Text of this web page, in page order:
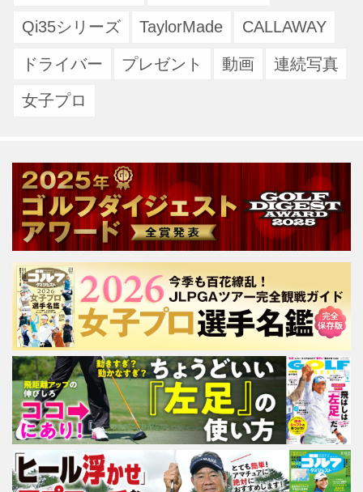
Qi35シリーズ TaylorMade CALLAWAY
ドライバー プレゼント 動画 連続写真
女子プロ